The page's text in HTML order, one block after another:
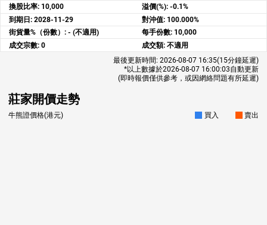
換股比率: 10,000 溢價(%): -0.1%
到期日: 2028-11-29 對沖值: 100.000%
街貨量%（份數）: - (不適用) 每手份數: 10,000
成交宗數: 0 成交額: 不適用
最後更新時間: 2026-08-07 16:35(15分鐘延遲)
*以上數據於2026-08-07 16:00:03自動更新
(即時報價僅供參考，或因網絡問題有所延遲)
莊家開價走勢
牛熊證價格(港元) 買入 賣出